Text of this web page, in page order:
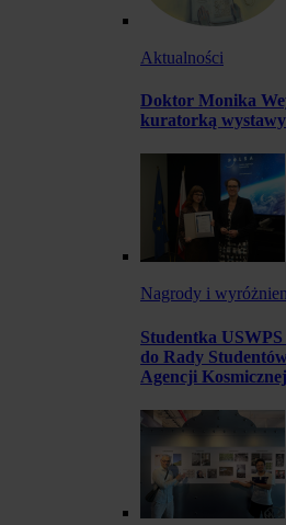
Aktualności
Doktor Monika
kuratorką wystawy
Nagrody i
Studentka
do Rady
Agencji Kosmicznej